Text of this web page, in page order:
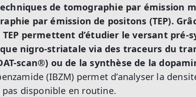
de tomographie par émission
par émission de positons (TEP).
TEP permettent d’étudier le versant pré-
nigro-striatale via des traceurs du
scan®) ou de la synthèse de la
(IBZM) permet d’analyser la
pas disponible en routine.